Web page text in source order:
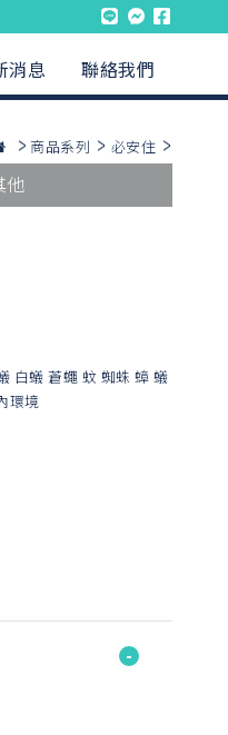
消息 聯絡我們
商品系列 必安住
他
白蟻 蒼蠅 蚊 蜘蛛 蟑 蟻
環境